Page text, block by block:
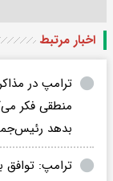
اخبار مرتبط
ترامپ در
منطقی فکر
بدهد
ترامپ: توافق